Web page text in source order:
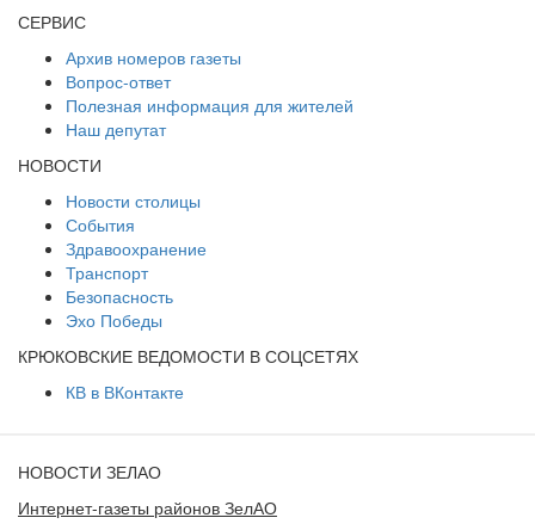
СЕРВИС
Архив номеров газеты
Вопрос-ответ
Полезная информация для жителей
Наш депутат
НОВОСТИ
Новости столицы
События
Здравоохранение
Транспорт
Безопасность
Эхо Победы
КРЮКОВСКИЕ ВЕДОМОСТИ В СОЦСЕТЯХ
КВ в ВКонтакте
НОВОСТИ ЗЕЛАО
Интернет-газеты районов ЗелАО